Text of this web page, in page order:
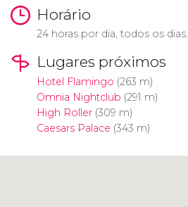
Horário
24 horas por dia, todos os dias.
Lugares próximos
Hotel Flamingo (263 m)
Omnia Nightclub (291 m)
High Roller(309 m)
Caesars Palace (343 m)